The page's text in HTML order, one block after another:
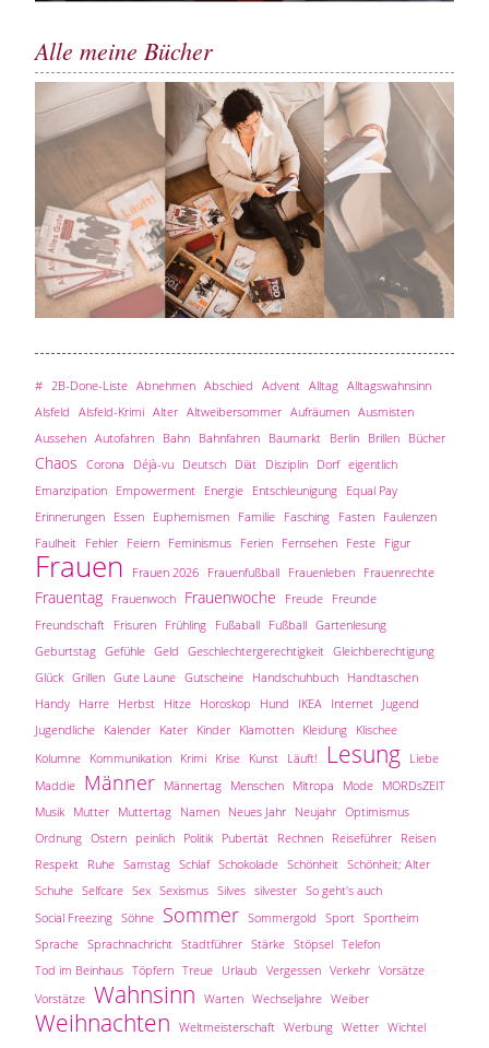
Alle meine Bücher
# 2B-Done-Liste Abnehmen Abschied Advent Alltag Alltagswahnsinn
Alsfeld Alsfeld-Krimi Alter Altweibersommer Aufräumen Ausmisten
Aussehen Autofahren Bahn Bahnfahren Baumarkt Berlin Brillen Bücher
Chaos Corona Déjà-vu Deutsch Diät Disziplin Dorf eigentlich
Emanzipation Empowerment Energie Entschleunigung Equal Pay
Erinnerungen Essen Euphemismen Familie Fasching Fasten Faulenzen
Faulheit Fehler Feiern Feminismus Ferien Fernsehen Feste Figur
Frauen Frauen 2026 Frauenfußball Frauenleben Frauenrechte
Frauentag Frauenwoch Frauenwoche Freude Freunde
Freundschaft Frisuren Frühling Fußaball Fußball Gartenlesung
Geburtstag Gefühle Geld Geschlechtergerechtigkeit Gleichberechtigung
Glück Grillen Gute Laune Gutscheine Handschuhbuch Handtaschen
Handy Harre Herbst Hitze Horoskop Hund IKEA Internet Jugend
Jugendliche Kalender Kater Kinder Klamotten Kleidung Klischee
Kolumne Kommunikation Krimi Krise Kunst Läuft! Lesung Liebe
Maddie Männer Männertag Menschen Mitropa Mode MORDsZEIT
Musik Mutter Muttertag Namen Neues Jahr Neujahr Optimismus
Ordnung Ostern peinlich Politik Pubertät Rechnen Reiseführer Reisen
Respekt Ruhe Samstag Schlaf Schokolade Schönheit Schönheit; Alter
Schuhe Selfcare Sex Sexismus Silves silvester So geht's auch
Social Freezing Söhne Sommer Sommergold Sport Sportheim
Sprache Sprachnachricht Stadtführer Stärke Stöpsel Telefon
Tod im Beinhaus Töpfern Treue Urlaub Vergessen Verkehr Vorsätze
Vorstätze Wahnsinn Warten Wechseljahre Weiber
Weihnachten Weltmeisterschaft Werbung Wetter Wichtel